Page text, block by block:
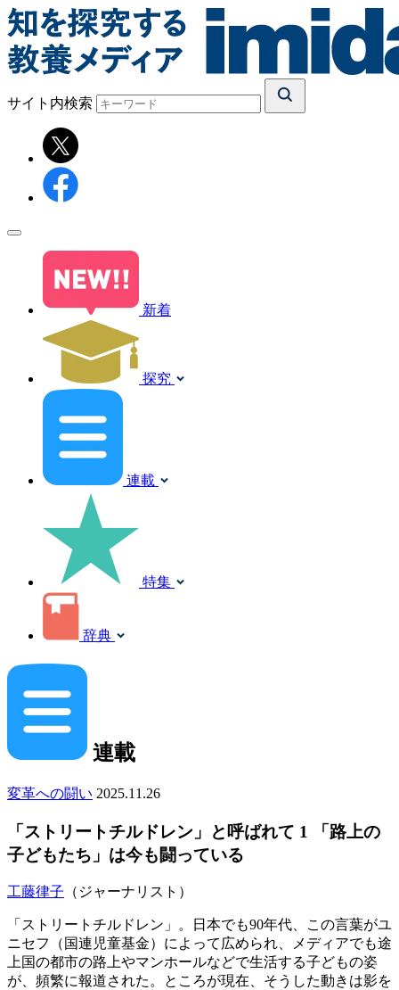
サイト内検索
新着
探究
連載
特集
辞典
連載
変革への闘い 2025.11.26
「ストリートチルドレン」と呼ばれて 1 「路上の
子どもたち」は今も闘っている
工藤律子 （ジャーナリスト）
「ストリートチルドレン」。日本でも90年代、この言葉がユ
ニセフ（国連児童基金）によって広められ、メディアでも途
上国の都市の路上やマンホールなどで生活する子どもの姿
が、頻繁に報道された。ところが現在、そうした動きは影を